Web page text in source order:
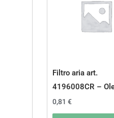
Filtro aria art.
4196008CR –
0,81 €